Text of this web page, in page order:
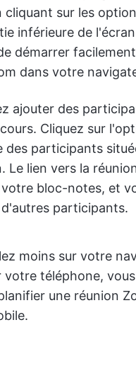
cliquant sur les
inférieure de
démarrer
dans votre
ajouter des
Cliquez sur
des participants
Le lien vers la
bloc-notes, et
participants.
moins sur votre
votre téléphone,
une réunion